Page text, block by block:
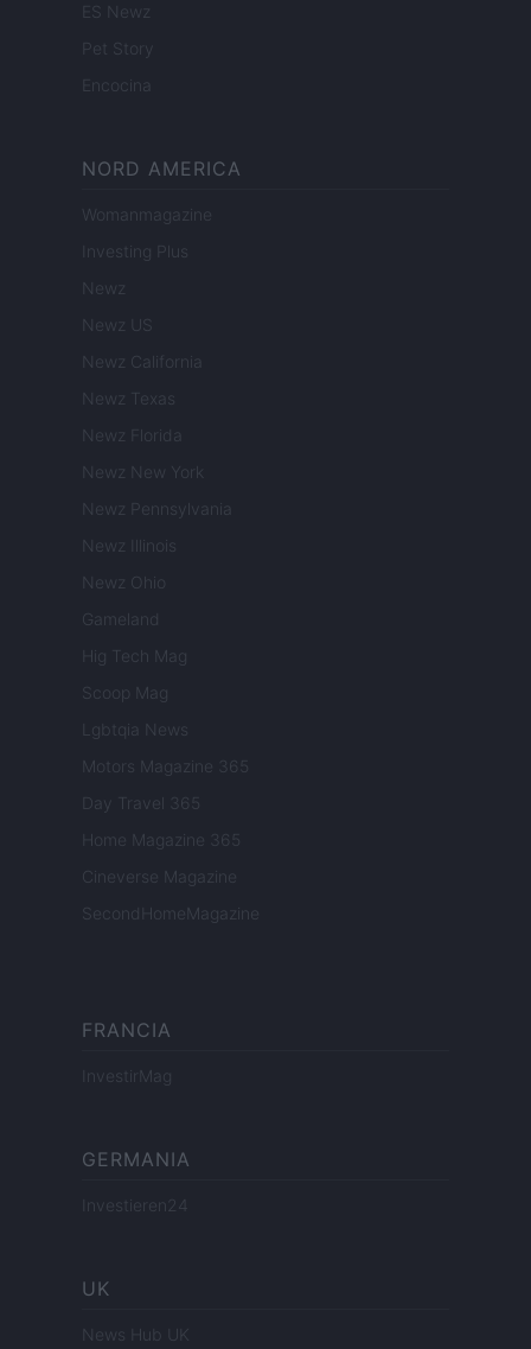
ES Newz
Pet Story
Encocina
NORD AMERICA
Womanmagazine
Investing Plus
Newz
Newz US
Newz California
Newz Texas
Newz Florida
Newz New York
Newz Pennsylvania
Newz Illinois
Newz Ohio
Gameland
Hig Tech Mag
Scoop Mag
Lgbtqia News
Motors Magazine 365
Day Travel 365
Home Magazine 365
Cineverse Magazine
SecondHomeMagazine
FRANCIA
InvestirMag
GERMANIA
Investieren24
UK
News Hub UK